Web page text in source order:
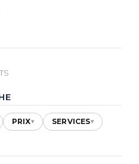
PRIX▾ SERVICES▾